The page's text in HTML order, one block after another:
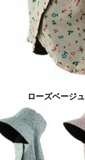
ローズベージュ